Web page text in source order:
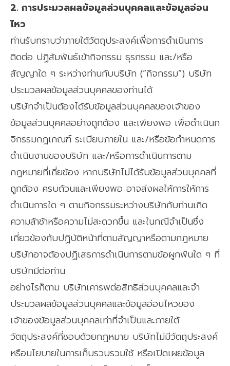
2. การประมวลผลข้อมูลส่วนบุคคลและข้อมูลอ่อน
ไหว
ท่านรับทราบว่าภายใต้วัตถุประสงค์เพื่อการดำเนินการ
ติดต่อ ปฏิสัมพันธ์เข้ากิจกรรม ธุรกรรม และ/หรือ
สัญญาใด ๆ ระหว่างท่านกับบริษัท (“กิจกรรม”) บริษัท
ประมวลผลข้อมูลส่วนบุคคลของท่านได้
บริษัทจำเป็นต้องได้รับข้อมูลส่วนบุคคลของเจ้าของ
ข้อมูลส่วนบุคคลอย่างถูกต้อง และเพียงพอ เพื่อดำเนินก
จิกรรมกฎเกณฑ์ ระเบียบภายใน และ/หรือข้อกำหนดการ
ดำเนินงานของบริษัท และ/หรือการดำเนินการตาม
กฎหมายที่เกี่ยข้อง หากบริษัทไม่ได้รับข้อมูลส่วนบุคคลที่
ถูกต้อง ครบถ้วนและเพียงพอ อาจส่งผลให้การให้การ
ดำเนินการใด ๆ ตามกิจกรรมระหว่างบริษัทกับท่านเกิด
ความล้าช้าหรือความไม่สะดวกขึ้น และในกณีจำเป็นซึ่ง
เกี่ยวข้องกับปฏิบัติหน้าที่ตามสัญญาหรือตามกฎหมาย
บริษัทอาจต้องปฏิเสธการดำเนินการตามข้อผูกพันใด ๆ ที่
บริษัทมีต่อท่าน
อย่างไรก็ตาม บริษัทเคารพต่อสิทธิส่วนบุคคลและจำ
ประมวลผลข้อมูลส่วนบุคคลและข้อมูลอ่อนไหวของ
เจ้าของข้อมูลส่วนบุคคลเท่าที่จำเป็นและภายใต้
วัตถุประสงค์ที่ชอบด้วยกฎหมาย บริษัทไม่มีวัตถุประสงค์
หรือนโยบายในการเก็บรวบรวมใช้ หรือเปิดเผยข้อมูล